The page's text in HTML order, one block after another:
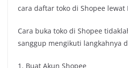
cara daftar toko di Shopee lewat
Cara buka toko di Shopee
sanggup mengikuti langkahnya
1. Buat Akun Shopee